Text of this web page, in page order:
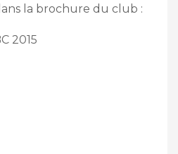
la brochure du club :
2015